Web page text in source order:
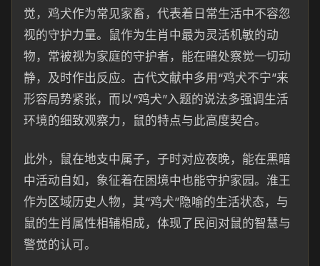
觉，鸡犬作为常见家畜，代表着日常生活中不容忽
视的守护力量。鼠作为生肖中最为灵活机敏的动
物，常被视为家庭的守护者，能在暗处察觉一切动
静，及时作出反应。古代文献中多用“鸡犬不宁”来
形容局势紧张，而以“鸡犬”入题的说法多强调生活
环境的细致观察力，鼠的特点与此高度契合。
此外，鼠在地支中属子，子时对应夜晚，能在黑暗
中活动自如，象征着在困境中也能守护家园。淮王
作为区域历史人物，其“鸡犬”隐喻的生活状态，与
鼠的生肖属性相辅相成，体现了民间对鼠的智慧与
警觉的认可。